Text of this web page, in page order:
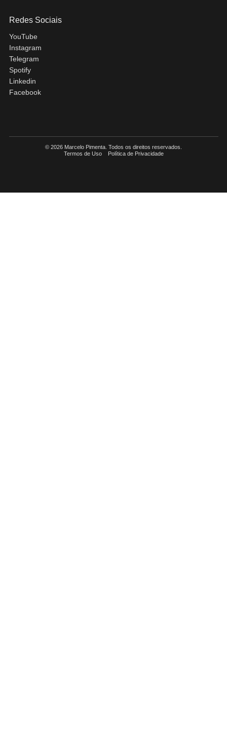
Redes Sociais
YouTube
Instagram
Telegram
Spotify
Linkedin
Facebook
© 2026 Marcelo Pimenta. Todos os direitos reservados.
Termos de Uso
Política de Privacidade